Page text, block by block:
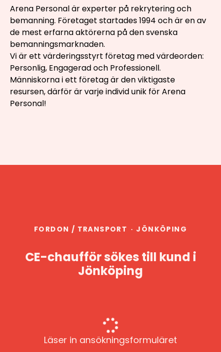
Arena Personal är experter på rekrytering och
bemanning. Företaget startades 1994 och är en av
de mest erfarna aktörerna på den svenska
bemanningsmarknaden.
Vi är ett värderingsstyrt företag med värdeorden:
Personlig, Engagerad och Professionell.
Människorna i ett företag är den viktigaste
resursen, därför är varje individ unik för Arena
Personal!
FORDON / TRANSPORT · JÖNKÖPING
CE-chaufför sökes till kund i
Jönköping
Läser in ansökningsformuläret